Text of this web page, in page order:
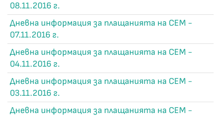
08.11.2016 г.
Дневна информация за плащанията на СЕМ -
07.11.2016 г.
Дневна информация за плащанията на СЕМ -
04.11.2016 г.
Дневна информация за плащанията на СЕМ -
03.11.2016 г.
Дневна информация за плащанията на СЕМ -